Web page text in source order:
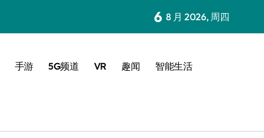
6 8 月 2026, 周四
手游 5G频道 VR 趣闻 智能生活